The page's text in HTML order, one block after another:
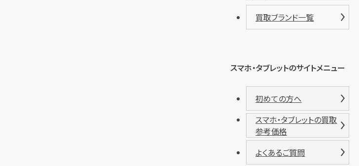
買取ブランド一覧
スマホ・タブレットのサイトメニュー
初めての方へ
スマホ・タブレットの買取
参考価格
よくあるご質問